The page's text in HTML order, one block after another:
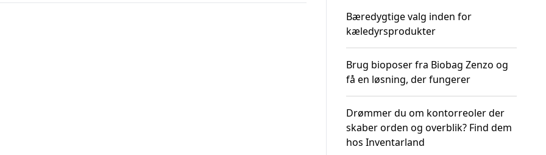
Bæredygtige valg inden for
kæledyrsprodukter
Brug bioposer fra Biobag Zenzo og
få en løsning, der fungerer
Drømmer du om kontorreoler der
skaber orden og overblik? Find dem
hos Inventarland